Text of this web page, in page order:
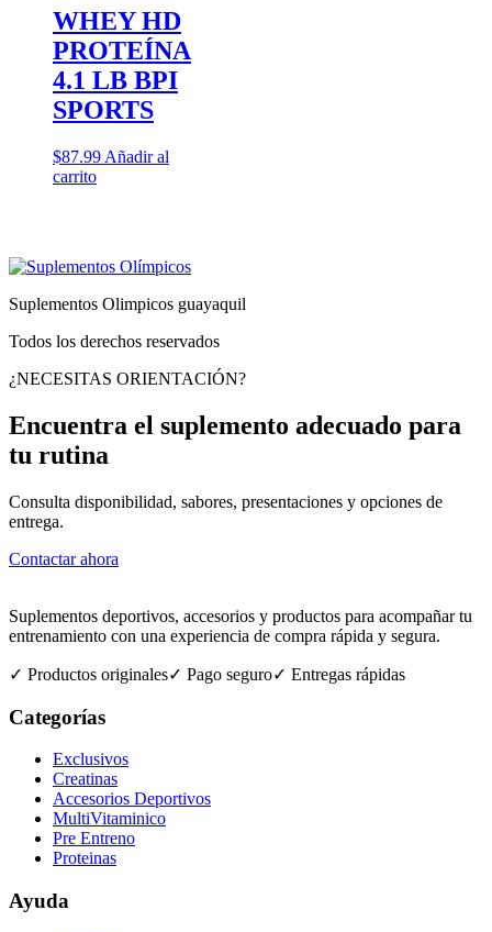
WHEY HD
PROTEÍNA
4.1 LB BPI
SPORTS
$87.99 Añadir al
carrito
Suplementos Olimpicos guayaquil
Todos los derechos reservados
¿NECESITAS ORIENTACIÓN?
Encuentra el suplemento adecuado para
tu rutina
Consulta disponibilidad, sabores, presentaciones y opciones de
entrega.
Contactar ahora
Suplementos deportivos, accesorios y productos para acompañar tu
entrenamiento con una experiencia de compra rápida y segura.
✓ Productos originales✓ Pago seguro✓ Entregas rápidas
Categorías
Exclusivos
Creatinas
Accesorios Deportivos
MultiVitaminico
Pre Entreno
Proteinas
Ayuda